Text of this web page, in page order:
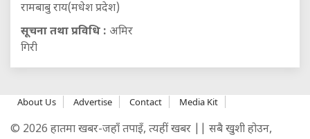
रामबाबु राय(मधेश प्रदेश)
सूचना तथा प्रविधि : अमिर
गिरी
About Us Advertise Contact Media Kit
© 2026 हातमा खबर-जहाँ तपाइँ, त्यहीं खबर || सबै खुशी होउन,